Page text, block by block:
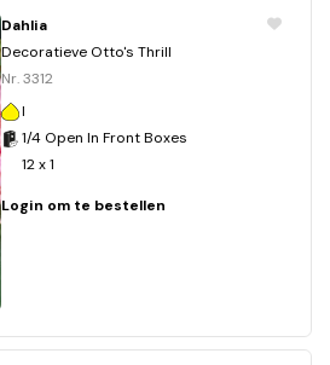
Dahlia
Decoratieve Otto's Thrill
Nr. 3312
I
1/4 Open In Front Boxes
12 x 1
Login om te bestellen